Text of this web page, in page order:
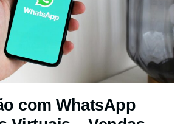
com WhatsApp